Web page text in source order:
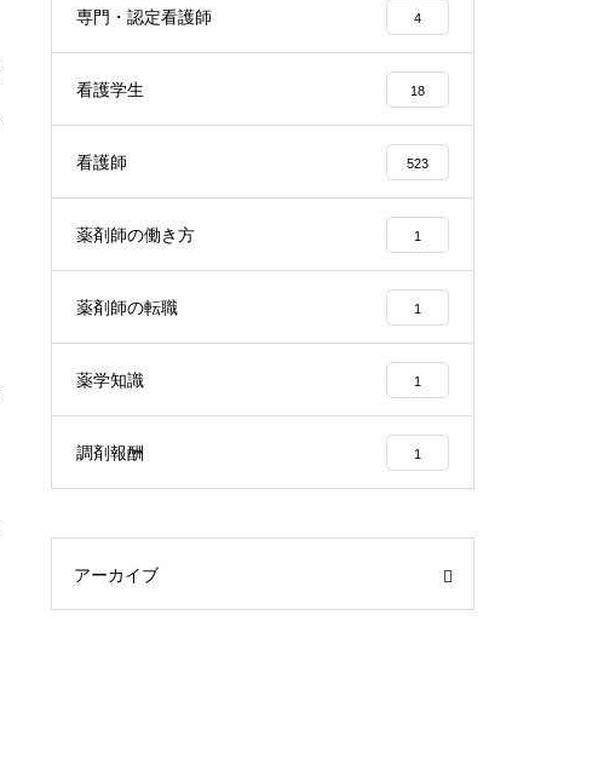
専門・認定看護師 4
看護学生 18
看護師 523
薬剤師の働き方 1
薬剤師の転職 1
薬学知識 1
調剤報酬 1
アーカイブ